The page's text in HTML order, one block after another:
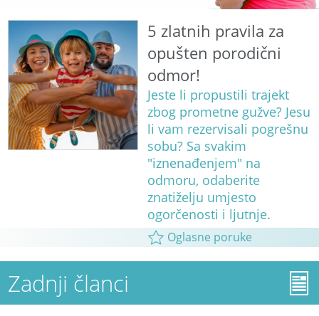
5 zlatnih pravila za
opušten porodični
odmor!
Jeste li propustili trajekt
zbog prometne gužve? Jesu
li vam rezervisali pogrešnu
sobu? Sa svakim
"iznenađenjem" na
odmoru, odaberite
znatiželju umjesto
ogorčenosti i ljutnje.
Oglasne poruke
Zadnji članci